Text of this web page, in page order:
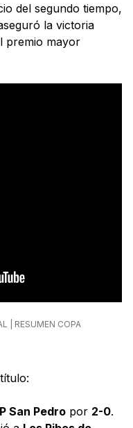
del segundo tiempo,
la victoria
premio mayor
| RESUMEN COPA
San Pedro por 2-0.